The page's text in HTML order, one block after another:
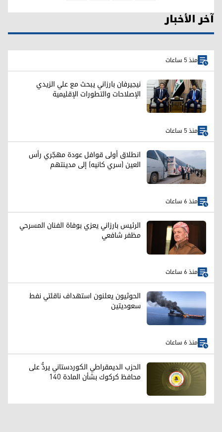
آخر الأخبار
منذ 5 ساعات
نيجيرفان بارزاني يبحث مع علي الزيدي
الإصلاحات والتطورات الإقليمية
منذ 5 ساعات
انطلاق أولى قوافل عودة مهجّري رأس
العين (سري كانيه) إلى مدينتهم
منذ 6 ساعات
الرئيس بارزاني يعزي بوفاة الفنان المسرحي
مظفر شافعي
منذ 6 ساعات
الحوثيون يعلنون استهداف ناقلتي نفط
سعوديتين
منذ 6 ساعات
الحزب الديمقراطي الكوردستاني يردُّ على
محافظ كركوك بشأن المادة 140